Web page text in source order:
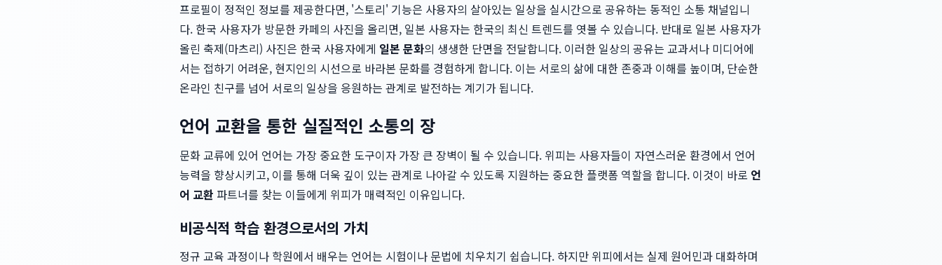
프로필이 정적인 정보를 제공한다면, '스토리' 기능은 사용자의 살아있는 일상을 실시간으로 공유하는 동적인 소통 채널입니
다. 한국 사용자가 방문한 카페의 사진을 올리면, 일본 사용자는 한국의 최신 트렌드를 엿볼 수 있습니다. 반대로 일본 사용자가
올린 축제(마츠리) 사진은 한국 사용자에게 일본 문화의 생생한 단면을 전달합니다. 이러한 일상의 공유는 교과서나 미디어에
서는 접하기 어려운, 현지인의 시선으로 바라본 문화를 경험하게 합니다. 이는 서로의 삶에 대한 존중과 이해를 높이며, 단순한
온라인 친구를 넘어 서로의 일상을 응원하는 관계로 발전하는 계기가 됩니다.
언어 교환을 통한 실질적인 소통의 장
문화 교류에 있어 언어는 가장 중요한 도구이자 가장 큰 장벽이 될 수 있습니다. 위피는 사용자들이 자연스러운 환경에서 언어
능력을 향상시키고, 이를 통해 더욱 깊이 있는 관계로 나아갈 수 있도록 지원하는 중요한 플랫폼 역할을 합니다. 이것이 바로 언
어 교환 파트너를 찾는 이들에게 위피가 매력적인 이유입니다.
비공식적 학습 환경으로서의 가치
정규 교육 과정이나 학원에서 배우는 언어는 시험이나 문법에 치우치기 쉽습니다. 하지만 위피에서는 실제 원어민과 대화하며